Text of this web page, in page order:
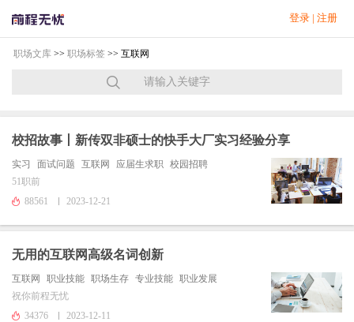
登录 | 注册
职场文库 >> 职场标签 >> 互联网
校招故事丨新传双非硕士的快手大厂实习经验分享
实习 面试问题 互联网 应届生求职 校园招聘
51职前
88561
2023-12-21
无用的互联网高级名词创新
互联网 职业技能 职场生存 专业技能 职业发展
祝你前程无忧
34376
2023-12-11